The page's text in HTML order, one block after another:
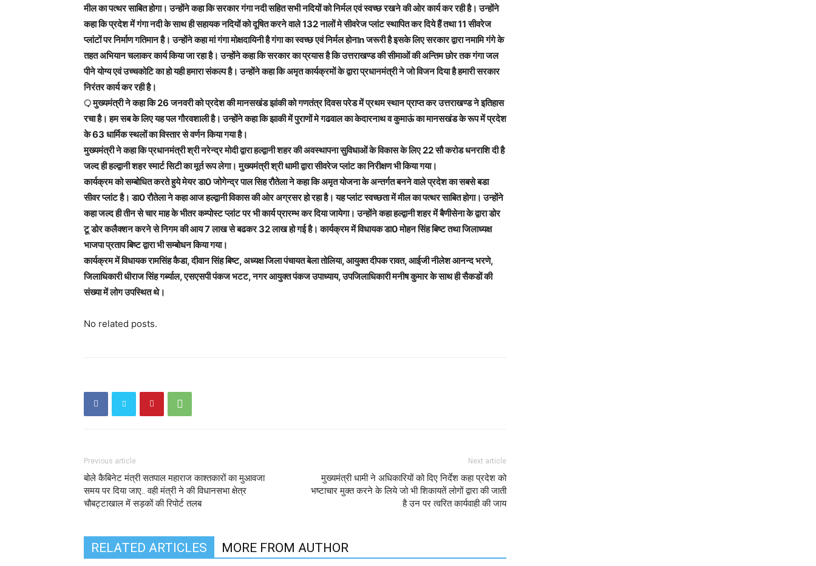
मील का पत्थर साबित होगा। उन्होंने कहा कि सरकार गंगा नदी सहित सभी नदियों को निर्मल एवं स्वच्छ रखने की ओर कार्य कर रही है। उन्होंने
कहा कि प्रदेश में गंगा नदी के साथ ही सहायक नदियों को दूषित करने वाले 132 नालों मे सीवरेज प्लांट स्थापित कर दिये हैं तथा 11 सीवरेज
प्लांटों पर निर्माण गतिमान है। उन्होंने कहा मां गंगा मोक्षदायिनी है गंगा का स्वच्छ एवं निर्मल होनाn जरूरी है इसके लिए सरकार द्वारा नमामि गंगे के
तहत अभियान चलाकर कार्य किया जा रहा है। उन्होंने कहा कि सरकार का प्रयास है कि उत्तराखण्ड की सीमाओं की अन्तिम छोर तक गंगा जल
पीने योग्य एवं उच्चकोटि का हो यही हमारा संकल्प है। उन्होंने कहा कि अमृत कार्यक्रमों के द्वारा प्रधानमंत्री ने जो विजन दिया है हमारी सरकार
निरंतर कार्य कर रही है।
़ मुख्यमंत्री ने कहा कि 26 जनवरी को प्रदेश की मानसखंड झांकी को गणतंत्र दिवस परेड में प्रथम स्थान प्राप्त कर उत्तराखण्ड ने इतिहास
रचा है। हम सब के लिए यह पल गौरवशाली है। उन्होंने कहा कि झाकी में पुराणों मे गढवाल का केदारनाथ व कुमाऊं का मानसखंड के रूप में प्रदेश
के 63 धार्मिक स्थलों का विस्तार से वर्णन किया गया है।
मुख्यमंत्री ने कहा कि प्रधानमंत्री श्री नरेन्द्र मोदी द्वारा हल्द्वानी शहर की अवस्थापना सुविधाओं के विकास के लिए 22 सौ करोड धनराशि दी है
जल्द ही हल्द्वानी शहर स्मार्ट सिटी का मूर्त रूप लेगा। मुख्यमंत्री श्री धामी द्वारा सीवरेज प्लांट का निरीक्षण भी किया गया।
कार्यक्रम को सम्बोधित करते हुये मेयर डा0 जोगेन्द्र पाल सिह रौतेला ने कहा कि अमृत योजना के अन्तर्गत बनने वाले प्रदेश का सबसे बडा
सीवर प्लांट है। डा0 रौतेला ने कहा आज हल्द्वानी विकास की ओर अग्रसर हो रहा है। यह प्लांट स्वच्छता में मील का पत्थर साबित होगा। उन्होंने
कहा जल्द ही तीन से चार माह के भीतर कम्पोस्ट प्लांट पर भी कार्य प्रारम्भ कर दिया जायेगा। उन्होंने कहा हल्द्वानी शहर में बैणीसेना के द्वारा डोर
टू डोर कलैक्शन करने से निगम की आय 7 लाख से बढकर 32 लाख हो गई है। कार्यक्रम में विधायक डा0 मोहन सिंह बिष्ट तथा जिलाध्यक्ष
भाजपा प्रताप बिष्ट द्वारा भी सम्बोधन किया गया।
कार्यक्रम में विधायक रामसिंह कैडा, दीवान सिंह बिष्ट, अध्यक्ष जिला पंचायत बेला तोलिया, आयुक्त दीपक रावत, आईजी नीलेश आनन्द भरणे,
जिलाधिकारी धीराज सिंह गर्ब्याल, एसएसपी पंकज भटट, नगर आयुक्त पंकज उपाध्याय, उपजिलाधिकारी मनीष कुमार के साथ ही सैकडों की
संख्या में लोग उपस्थित थे।
No related posts.
Previous article
बोले कैबिनेट मंत्री सतपाल महाराज काश्तकारों का मुआवजा
समय पर दिया जाए.. वही मंत्री ने की विधानसभा क्षेत्र
चौबट्टाखाल में सड़कों की रिपोर्ट तलब
Next article
मुख्यमंत्री धामी ने अधिकारियों को दिए निर्देश कहा प्रदेश को
भष्टाचार मुक्त करने के लिये जो भी शिकायतें लोगों द्वारा की जाती
है उन पर त्वरित कार्यवाही की जाय
RELATED ARTICLES MORE FROM AUTHOR